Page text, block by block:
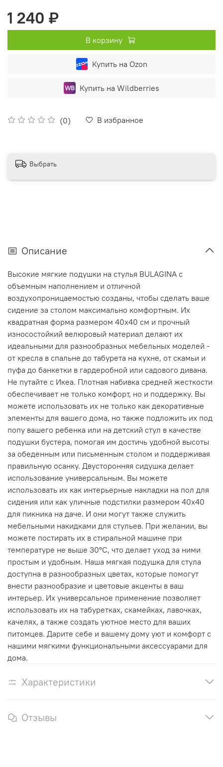
(0) В избранное
1 240 ₽
В корзину
Купить на Ozon
Купить на Wildberries
Выбрать
Описание
Высокие мягкие подушки на стулья BULAGINA с
объемным наполнением и отличной
воздухопроницаемостью созданы, чтобы сделать ваше
сидение за столом максимально комфортным. Их
квадратная форма размером 40x40 см и прочный
износостойкий велюровый материал делают их
идеальными для разнообразных мебельных моделей -
от кресла в спальне до табурета на кухне, от скамьи и
пуфа до банкетки в гардеробной или садового дивана.
Не путайте с Икеа. Плотная набивка средней жесткости
обеспечивает не только комфорт, но и поддержку. Вы
можете использовать их не только как декоративные
элементы для вашего дома, но также подложить их под
попу вашего ребенка или на детский стул в качестве
подушки бустера, помогая им достичь удобной высоты
за обеденным или письменным столом и поддерживая
правильную осанку. Двусторонняя сидушка делает
использование универсальным. Вы можете
использовать их как интерьерные накладки на пол для
сидения или как уличные подстилки размером 40x40
для пикника на даче. И они могут также служить
мебельными накидками для стульев. При желании, вы
можете постирать их в стиральной машине при
температуре не выше 30°C, что делает уход за ними
простым и удобным. Наша мягкая подушка для стула
доступна в разнообразных цветах, которые помогут
внести разнообразие и цветовые акценты в ваш
интерьер. Их универсальное применение позволяет
использовать их на табуретках, скамейках, лавочках,
качелях, а также создать уютное место для ваших
питомцев. Дарите себе и вашему дому уют и комфорт с
нашими мягкими функциональными аксессуарами для
дома.
Характеристики
Отзывы